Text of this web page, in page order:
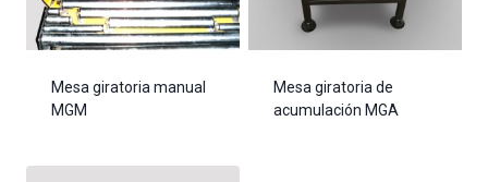
Mesa giratoria manual
MGM
Mesa giratoria de
acumulación MGA